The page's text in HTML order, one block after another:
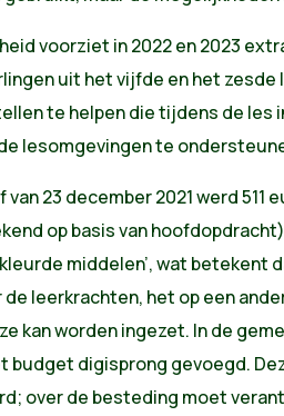
voorziet in 2022 en 2023
uit het vijfde en het zesde
te helpen die tijdens de les
lesomgevingen te
23 december 2021 werd 511
op basis van
middelen’, wat betekent
leerkrachten, het op een
kan worden ingezet. In de
budget digisprong gevoegd.
over de besteding moet